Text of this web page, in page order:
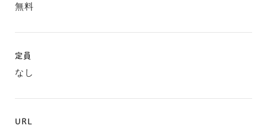
無料
定員
なし
URL